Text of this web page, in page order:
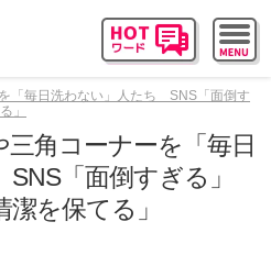
「毎日洗わない」人たち SNS「面倒す
」
角コーナーを「毎日
「面倒すぎる」
潔を保てる」